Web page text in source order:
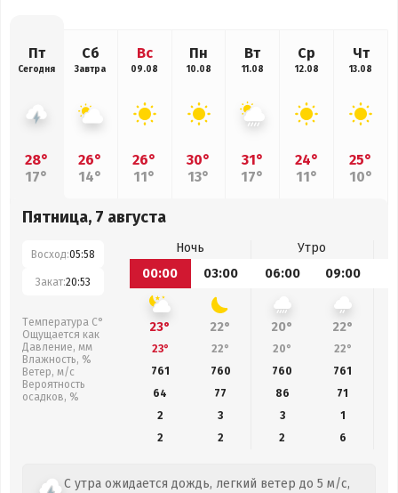
Пт
Сегодня
28°
17°
Сб
Завтра
26°
14°
Вс
09.08
26°
11°
Пн
10.08
30°
13°
Вт
11.08
31°
17°
Ср
12.08
24°
11°
Чт
13.08
25°
10°
Пятница, 7 августа
Восход:05:58
Закат:20:53
Температура С°
Ощущается как
Давление, мм
Влажность, %
Ветер, м/с
Вероятность
осадков, %
Ночь
Утро
00:00
03:00 06:00 09:00
23° 22° 20° 22°
23° 22° 20° 22°
761
760 760 761
64
77 86 71
2
3 3
1
2
2 2 6
С утра ожидается дождь, легкий ветер до 5 м/с,